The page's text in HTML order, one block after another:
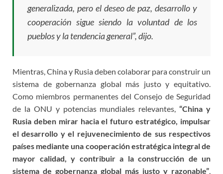
generalizada, pero el deseo de paz, desarrollo y
cooperación sigue siendo la voluntad de los
pueblos y la tendencia general”, dijo.
Mientras, China y Rusia deben colaborar para construir un
sistema de gobernanza global más justo y equitativo.
Como miembros permanentes del Consejo de Seguridad
de la ONU y potencias mundiales relevantes,“China y
Rusia deben mirar hacia el futuro estratégico, impulsar
el desarrollo y el rejuvenecimiento de sus respectivos
países mediante una cooperación estratégica integral de
mayor calidad, y contribuir a la construcción de un
sistema de gobernanza global más justo y razonable”,